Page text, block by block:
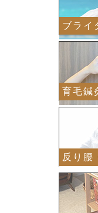
ブライ
育毛鍼
反り腰